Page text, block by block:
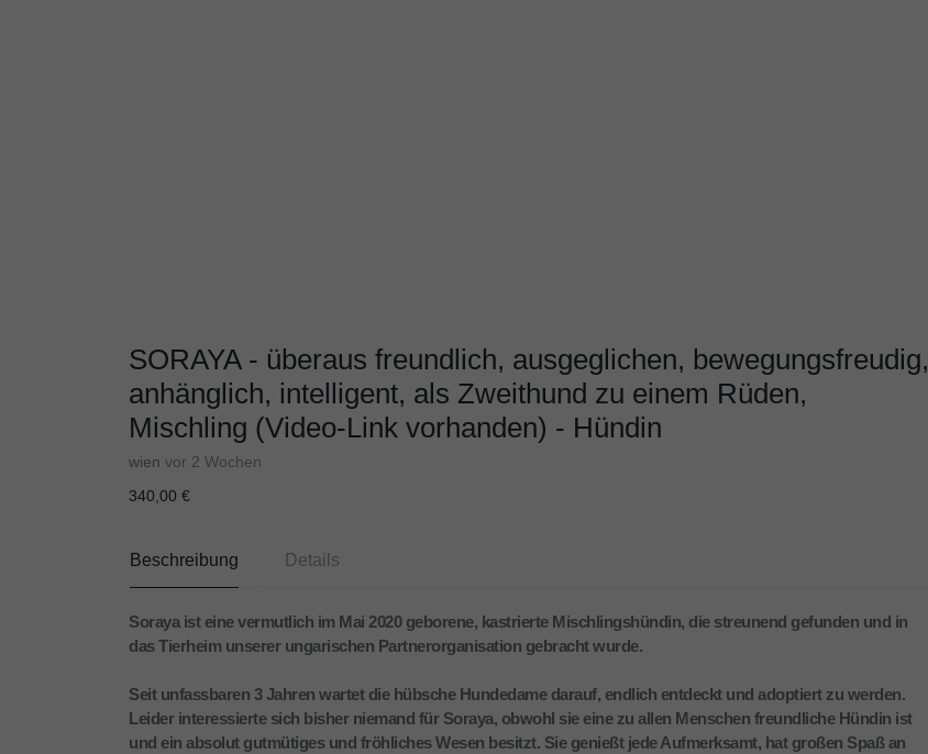
SORAYA - überaus freundlich, ausgeglichen, bewegungsfreudig,
anhänglich, intelligent, als Zweithund zu einem Rüden,
Mischling (Video-Link vorhanden) - Hündin
wien vor 2 Wochen
340,00 €
Beschreibung Details
Soraya ist eine vermutlich im Mai 2020 geborene, kastrierte Mischlingshündin, die streunend gefunden und in
das Tierheim unserer ungarischen Partnerorganisation gebracht wurde.
Seit unfassbaren 3 Jahren wartet die hübsche Hundedame darauf, endlich entdeckt und adoptiert zu werden.
Leider interessierte sich bisher niemand für Soraya, obwohl sie eine zu allen Menschen freundliche Hündin ist
und ein absolut gutmütiges und fröhliches Wesen besitzt. Sie genießt jede Aufmerksamt, hat großen Spaß an